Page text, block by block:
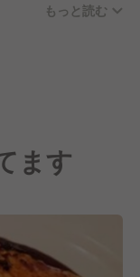
タッフのサービ
為にはチームワ
ーションも多い
もっと読む
ます